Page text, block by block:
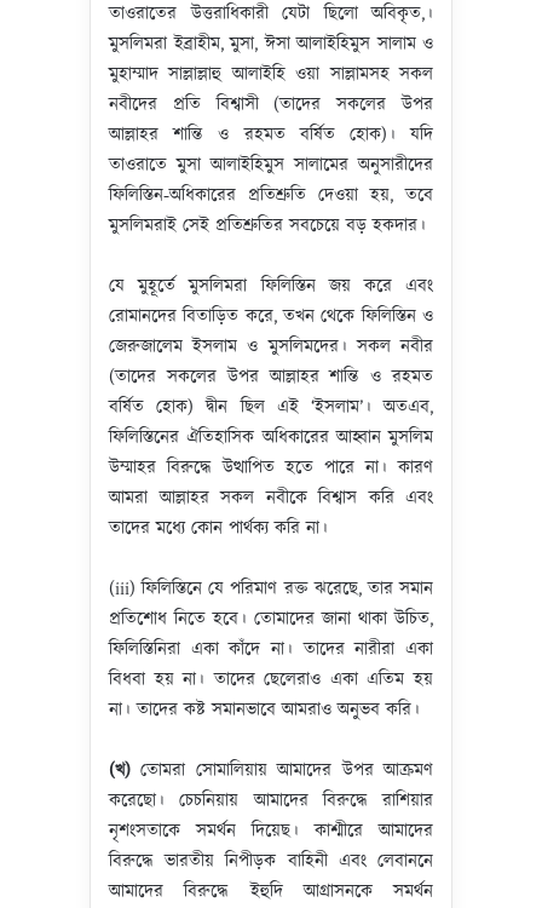
তাওরাতের উত্তরাধিকারী যেটা ছিলো অবিকৃত,।
মুসলিমরা ইব্রাহীম, মুসা, ঈসা আলাইহিমুস সালাম ও
মুহাম্মাদ সাল্লাল্লাহু আলাইহি ওয়া সাল্লামসহ সকল
নবীদের প্রতি বিশ্বাসী (তাদের সকলের উপর
আল্লাহর শান্তি ও রহমত বর্ষিত হোক)। যদি
তাওরাতে মুসা আলাইহিমুস সালামের অনুসারীদের
ফিলিস্তিন-অধিকারের প্রতিশ্রুতি দেওয়া হয়, তবে
মুসলিমরাই সেই প্রতিশ্রুতির সবচেয়ে বড় হকদার।
যে মুহূর্তে মুসলিমরা ফিলিস্তিন জয় করে এবং
রোমানদের বিতাড়িত করে, তখন থেকে ফিলিস্তিন ও
জেরুজালেম ইসলাম ও মুসলিমদের। সকল নবীর
(তাদের সকলের উপর আল্লাহর শান্তি ও রহমত
বর্ষিত হোক) দ্বীন ছিল এই ‘ইসলাম’। অতএব,
ফিলিস্তিনের ঐতিহাসিক অধিকারের আহ্বান মুসলিম
উম্মাহর বিরুদ্ধে উত্থাপিত হতে পারে না। কারণ
আমরা আল্লাহর সকল নবীকে বিশ্বাস করি এবং
তাদের মধ্যে কোন পার্থক্য করি না।
(iii) ফিলিস্তিনে যে পরিমাণ রক্ত ঝরেছে, তার সমান
প্রতিশোধ নিতে হবে। তোমাদের জানা থাকা উচিত,
ফিলিস্তিনিরা একা কাঁদে না। তাদের নারীরা একা
বিধবা হয় না। তাদের ছেলেরাও একা এতিম হয়
না। তাদের কষ্ট সমানভাবে আমরাও অনুভব করি।
(খ) তোমরা সোমালিয়ায় আমাদের উপর আক্রমণ
করেছো। চেচনিয়ায় আমাদের বিরুদ্ধে রাশিয়ার
নৃশংসতাকে সমর্থন দিয়েছ। কাশ্মীরে আমাদের
বিরুদ্ধে ভারতীয় নিপীড়ক বাহিনী এবং লেবাননে
আমাদের বিরুদ্ধে ইহুদি আগ্রাসনকে সমর্থন